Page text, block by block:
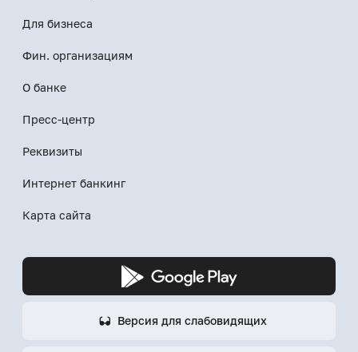
Для бизнеса
Фин. организациям
О банке
Пресс-центр
Реквизиты
Интернет банкинг
Карта сайта
Версия для слабовидящих